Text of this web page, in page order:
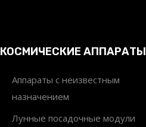
КОСМИЧЕСКИЕ АППАРАТЫ
Аппараты с неизвестным
назначением
Лунные посадочные модули